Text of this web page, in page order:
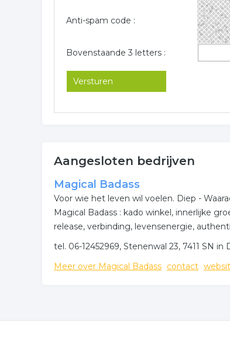
Anti-spam code :
Bovenstaande 3 letters :
Aangesloten bedrijven
Magical Badass
Voor wie het leven wil voelen. Diep -
Magical Badass : kado winkel, innerlijke
release, verbinding, levensenergie,
tel. 06-12452969, Stenenwal 23, 7411 SN in
Meer over Magical Badass contact